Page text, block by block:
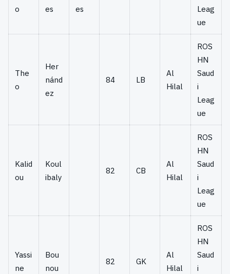
o
es
es
Leag
ue
The
o
Her
nánd
ez
84 LB
Al
Hilal
ROS
HN
Saud
i
Leag
ue
Kalid
ou
Koul
ibaly
82 CB
Al
Hilal
ROS
HN
Saud
i
Leag
ue
Yassi
ne
Bou
nou
82 GK
Al
Hilal
ROS
HN
Saud
i